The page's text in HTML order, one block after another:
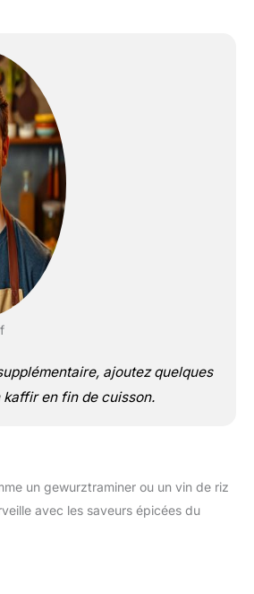
ajoutez quelques
en fin de cuisson.
un gewurztraminer ou un vin de riz
avec les saveurs épicées du